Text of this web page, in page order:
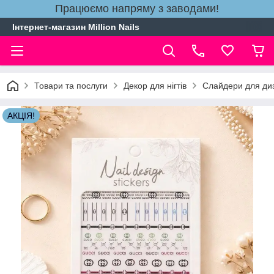
Працюємо напряму з заводами!
Інтернет-магазин Million Nails
Товари та послуги Декор для нігтів Слайдери для
АКЦІЯ!